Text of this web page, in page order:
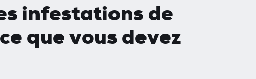
infestations de
que vous devez